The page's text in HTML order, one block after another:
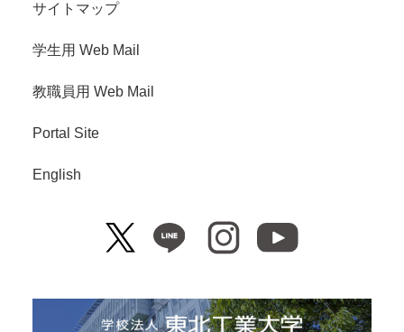
サイトマップ
学生用 Web Mail
教職員用 Web Mail
Portal Site
English